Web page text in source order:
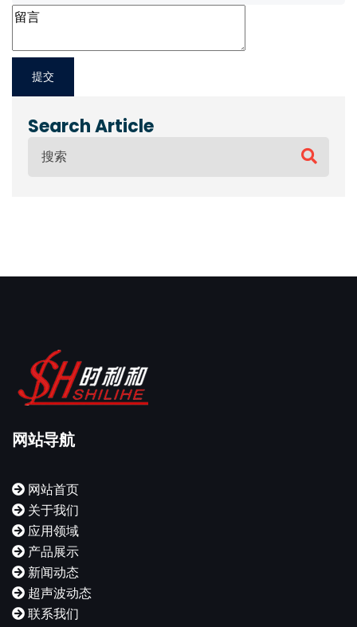
Search Article
网站导航
网站首页
关于我们
应用领域
产品展示
新闻动态
超声波动态
联系我们